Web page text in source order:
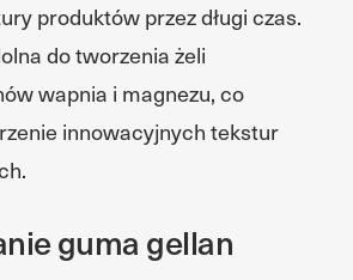
produktów przez długi czas.
do tworzenia żeli
wapnia i magnezu, co
innowacyjnych tekstur
guma gellan